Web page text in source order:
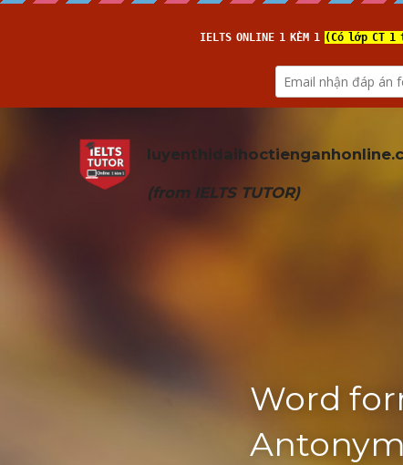
luyenthidaihoctienganhonline
(from IELTS TUTOR)
Word